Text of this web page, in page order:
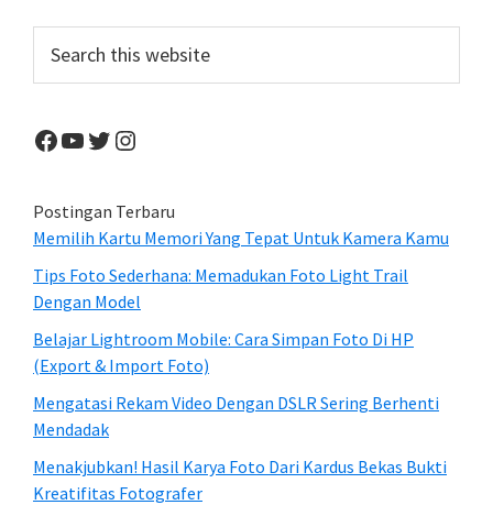
Sidebar
this
website
Facebook
YouTube
Twitter
Instagram
Postingan Terbaru
Memilih Kartu Memori Yang Tepat Untuk Kamera Kamu
Tips Foto Sederhana: Memadukan Foto Light Trail
Dengan Model
Belajar Lightroom Mobile: Cara Simpan Foto Di HP
(Export & Import Foto)
Mengatasi Rekam Video Dengan DSLR Sering Berhenti
Mendadak
Menakjubkan! Hasil Karya Foto Dari Kardus Bekas Bukti
Kreatifitas Fotografer